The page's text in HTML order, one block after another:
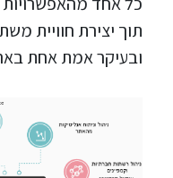
תוך יצירת חוויית
ובעיקר אמת אחת